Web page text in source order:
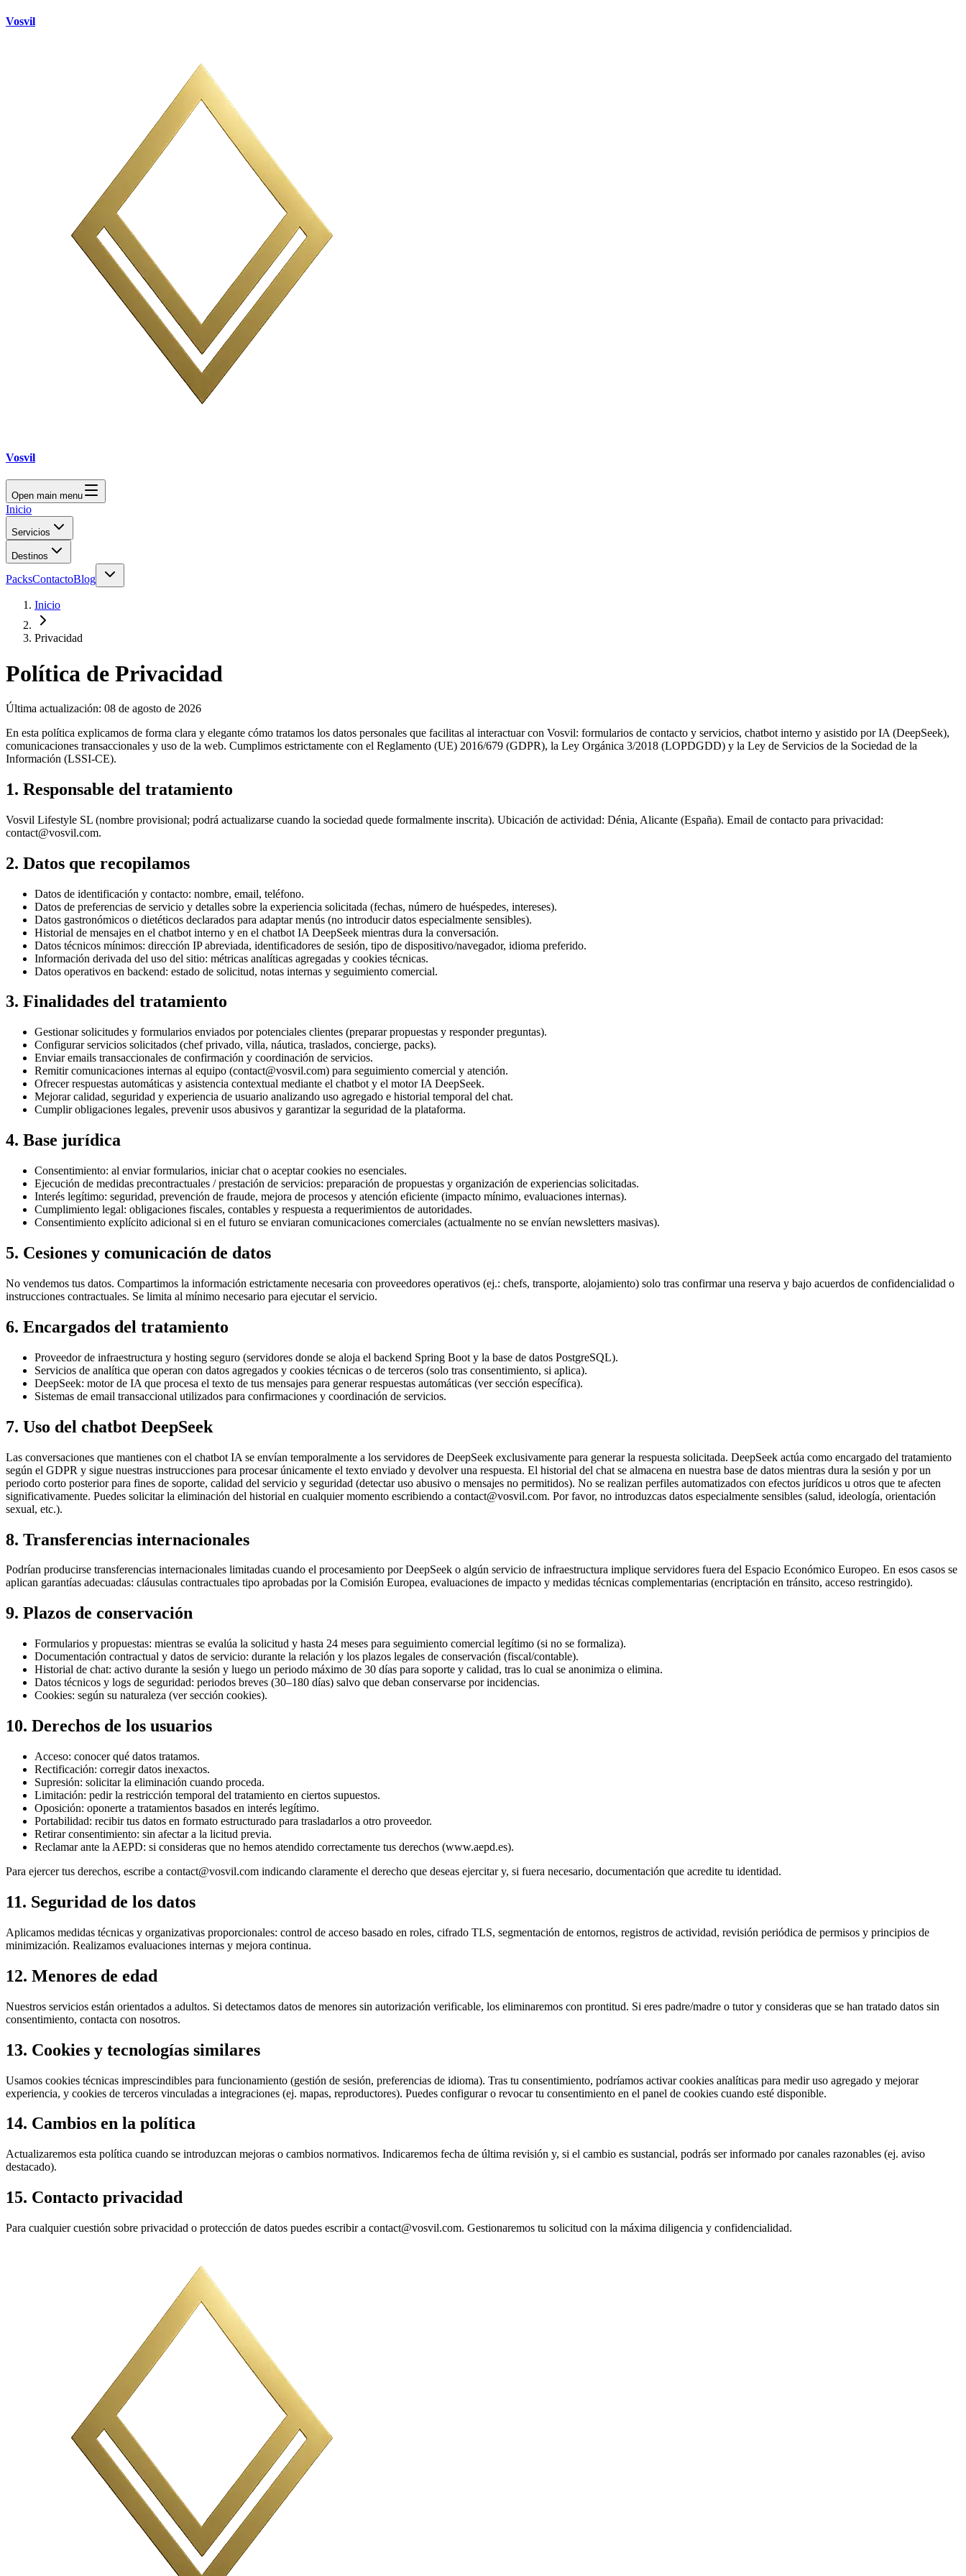
Vosvil
Vosvil
Open main menu
Inicio
Servicios
Destinos
PacksContactoBlog
Inicio
Privacidad
Política de Privacidad
Última actualización: 08 de agosto de 2026
En esta política explicamos de forma clara y elegante cómo tratamos los datos personales que facilitas al interactuar con Vosvil: formularios de contacto y servicios, chatbot interno y asistido por IA (DeepSeek),
comunicaciones transaccionales y uso de la web. Cumplimos estrictamente con el Reglamento (UE) 2016/679 (GDPR), la Ley Orgánica 3/2018 (LOPDGDD) y la Ley de Servicios de la Sociedad de la
Información (LSSI-CE).
1. Responsable del tratamiento
Vosvil Lifestyle SL (nombre provisional; podrá actualizarse cuando la sociedad quede formalmente inscrita). Ubicación de actividad: Dénia, Alicante (España). Email de contacto para privacidad:
contact@vosvil.com.
2. Datos que recopilamos
Datos de identificación y contacto: nombre, email, teléfono.
Datos de preferencias de servicio y detalles sobre la experiencia solicitada (fechas, número de huéspedes, intereses).
Datos gastronómicos o dietéticos declarados para adaptar menús (no introducir datos especialmente sensibles).
Historial de mensajes en el chatbot interno y en el chatbot IA DeepSeek mientras dura la conversación.
Datos técnicos mínimos: dirección IP abreviada, identificadores de sesión, tipo de dispositivo/navegador, idioma preferido.
Información derivada del uso del sitio: métricas analíticas agregadas y cookies técnicas.
Datos operativos en backend: estado de solicitud, notas internas y seguimiento comercial.
3. Finalidades del tratamiento
Gestionar solicitudes y formularios enviados por potenciales clientes (preparar propuestas y responder preguntas).
Configurar servicios solicitados (chef privado, villa, náutica, traslados, concierge, packs).
Enviar emails transaccionales de confirmación y coordinación de servicios.
Remitir comunicaciones internas al equipo (contact@vosvil.com) para seguimiento comercial y atención.
Ofrecer respuestas automáticas y asistencia contextual mediante el chatbot y el motor IA DeepSeek.
Mejorar calidad, seguridad y experiencia de usuario analizando uso agregado e historial temporal del chat.
Cumplir obligaciones legales, prevenir usos abusivos y garantizar la seguridad de la plataforma.
4. Base jurídica
Consentimiento: al enviar formularios, iniciar chat o aceptar cookies no esenciales.
Ejecución de medidas precontractuales / prestación de servicios: preparación de propuestas y organización de experiencias solicitadas.
Interés legítimo: seguridad, prevención de fraude, mejora de procesos y atención eficiente (impacto mínimo, evaluaciones internas).
Cumplimiento legal: obligaciones fiscales, contables y respuesta a requerimientos de autoridades.
Consentimiento explícito adicional si en el futuro se enviaran comunicaciones comerciales (actualmente no se envían newsletters masivas).
5. Cesiones y comunicación de datos
No vendemos tus datos. Compartimos la información estrictamente necesaria con proveedores operativos (ej.: chefs, transporte, alojamiento) solo tras confirmar una reserva y bajo acuerdos de confidencialidad o
instrucciones contractuales. Se limita al mínimo necesario para ejecutar el servicio.
6. Encargados del tratamiento
Proveedor de infraestructura y hosting seguro (servidores donde se aloja el backend Spring Boot y la base de datos PostgreSQL).
Servicios de analítica que operan con datos agregados y cookies técnicas o de terceros (solo tras consentimiento, si aplica).
DeepSeek: motor de IA que procesa el texto de tus mensajes para generar respuestas automáticas (ver sección específica).
Sistemas de email transaccional utilizados para confirmaciones y coordinación de servicios.
7. Uso del chatbot DeepSeek
Las conversaciones que mantienes con el chatbot IA se envían temporalmente a los servidores de DeepSeek exclusivamente para generar la respuesta solicitada. DeepSeek actúa como encargado del tratamiento
según el GDPR y sigue nuestras instrucciones para procesar únicamente el texto enviado y devolver una respuesta. El historial del chat se almacena en nuestra base de datos mientras dura la sesión y por un
periodo corto posterior para fines de soporte, calidad del servicio y seguridad (detectar uso abusivo o mensajes no permitidos). No se realizan perfiles automatizados con efectos jurídicos u otros que te afecten
significativamente. Puedes solicitar la eliminación del historial en cualquier momento escribiendo a contact@vosvil.com. Por favor, no introduzcas datos especialmente sensibles (salud, ideología, orientación
sexual, etc.).
8. Transferencias internacionales
Podrían producirse transferencias internacionales limitadas cuando el procesamiento por DeepSeek o algún servicio de infraestructura implique servidores fuera del Espacio Económico Europeo. En esos casos se
aplican garantías adecuadas: cláusulas contractuales tipo aprobadas por la Comisión Europea, evaluaciones de impacto y medidas técnicas complementarias (encriptación en tránsito, acceso restringido).
9. Plazos de conservación
Formularios y propuestas: mientras se evalúa la solicitud y hasta 24 meses para seguimiento comercial legítimo (si no se formaliza).
Documentación contractual y datos de servicio: durante la relación y los plazos legales de conservación (fiscal/contable).
Historial de chat: activo durante la sesión y luego un periodo máximo de 30 días para soporte y calidad, tras lo cual se anonimiza o elimina.
Datos técnicos y logs de seguridad: periodos breves (30–180 días) salvo que deban conservarse por incidencias.
Cookies: según su naturaleza (ver sección cookies).
10. Derechos de los usuarios
Acceso: conocer qué datos tratamos.
Rectificación: corregir datos inexactos.
Supresión: solicitar la eliminación cuando proceda.
Limitación: pedir la restricción temporal del tratamiento en ciertos supuestos.
Oposición: oponerte a tratamientos basados en interés legítimo.
Portabilidad: recibir tus datos en formato estructurado para trasladarlos a otro proveedor.
Retirar consentimiento: sin afectar a la licitud previa.
Reclamar ante la AEPD: si consideras que no hemos atendido correctamente tus derechos (www.aepd.es).
Para ejercer tus derechos, escribe a contact@vosvil.com indicando claramente el derecho que deseas ejercitar y, si fuera necesario, documentación que acredite tu identidad.
11. Seguridad de los datos
Aplicamos medidas técnicas y organizativas proporcionales: control de acceso basado en roles, cifrado TLS, segmentación de entornos, registros de actividad, revisión periódica de permisos y principios de
minimización. Realizamos evaluaciones internas y mejora continua.
12. Menores de edad
Nuestros servicios están orientados a adultos. Si detectamos datos de menores sin autorización verificable, los eliminaremos con prontitud. Si eres padre/madre o tutor y consideras que se han tratado datos sin
consentimiento, contacta con nosotros.
13. Cookies y tecnologías similares
Usamos cookies técnicas imprescindibles para funcionamiento (gestión de sesión, preferencias de idioma). Tras tu consentimiento, podríamos activar cookies analíticas para medir uso agregado y mejorar
experiencia, y cookies de terceros vinculadas a integraciones (ej. mapas, reproductores). Puedes configurar o revocar tu consentimiento en el panel de cookies cuando esté disponible.
14. Cambios en la política
Actualizaremos esta política cuando se introduzcan mejoras o cambios normativos. Indicaremos fecha de última revisión y, si el cambio es sustancial, podrás ser informado por canales razonables (ej. aviso
destacado).
15. Contacto privacidad
Para cualquier cuestión sobre privacidad o protección de datos puedes escribir a contact@vosvil.com. Gestionaremos tu solicitud con la máxima diligencia y confidencialidad.